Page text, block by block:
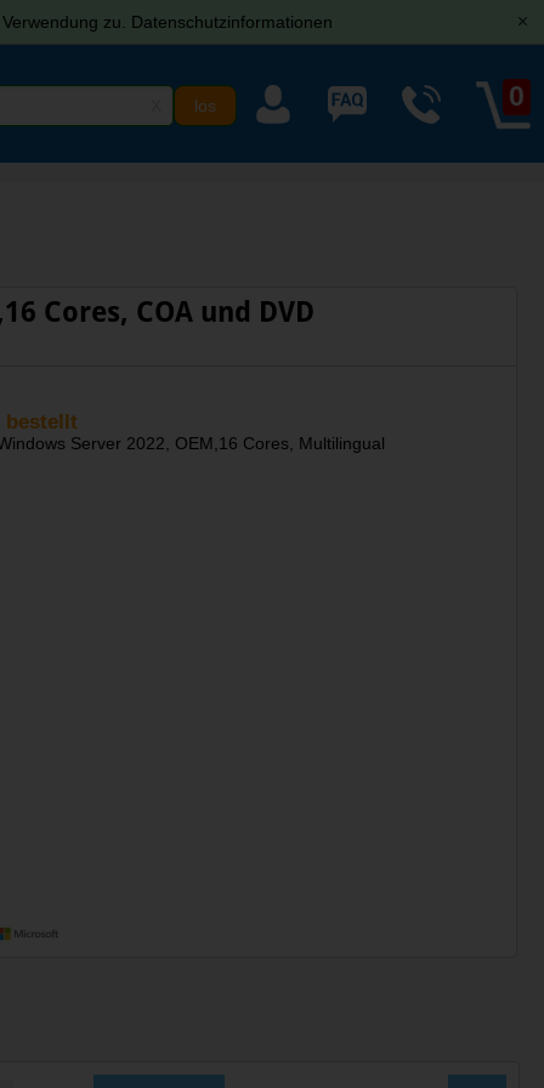
zu. Datenschutzinformationen [x]
0
Cores, COA und DVD
bestellt
Server 2022, OEM,16 Cores, Multilingual